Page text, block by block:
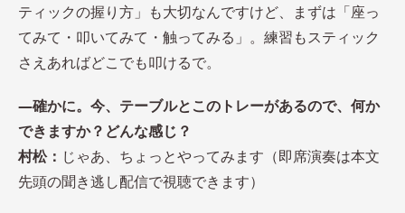
ティックの握り方」も大切なんですけど、まずは「座っ
てみて・叩いてみて・触ってみる」。練習もスティック
さえあればどこでも叩けるで。
―確かに。今、テーブルとこのトレーがあるので、何か
できますか？どんな感じ？
村松： じゃあ、ちょっとやってみます（即席演奏は本文
先頭の聞き逃し配信で視聴できます）